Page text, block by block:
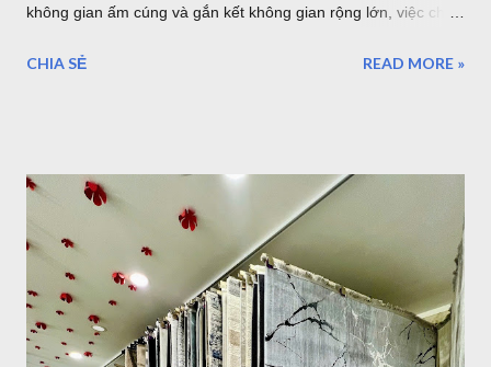
không gian ấm cúng và gắn kết không gian rộng lớn, việc chọn
chiều dài 3.4m sẽ làm cho những thiết bị nội thất liền mạch,
kinh tế. Chính vì vậy, việc lựa chọn những bộ Thảm trải sàn -
Thảm lót sàn cho ghế sofa có kích thước lớn cho phòng khách
rộng. Đòi hỏi phải mang lại vẻ đẹp cho căn phòng, còn một
điều hết sức quan trọng đó chính là mang lại đẳng cấp thật sự
của chủ nhân. Mẫu thảm lót sàn cỡ lớn cho phòng khách
phòng ăn - Thảm Lông Xù -Thổ Nhĩ Kỳ kích thước 2,4mx3,4m
CHIA SẺ READ MORE »